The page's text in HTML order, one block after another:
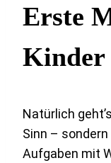
Erste
Kinder
Natürlich
Sinn –
Aufgaben mit